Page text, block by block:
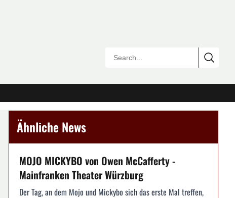
Ähnliche News
MOJO MICKYBO von Owen McCafferty -
Mainfranken Theater Würzburg
Der Tag, an dem Mojo und Mickybo sich das erste Mal treffen,